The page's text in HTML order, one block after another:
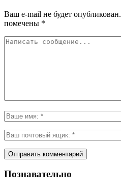
Ваш e-mail не будет опубликован.
помечены *
Познавательно